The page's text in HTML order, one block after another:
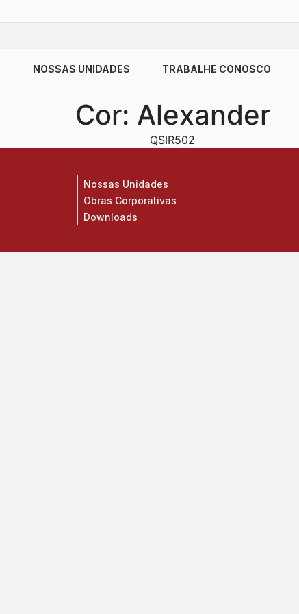
NOSSAS UNIDADES TRABALHE CONOSCO
Cor: Alexander
QSIR502
Nossas Unidades
Obras Corporativas
Downloads